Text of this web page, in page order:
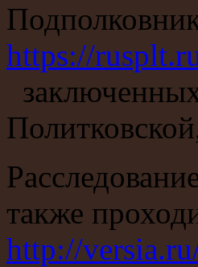
https://
также
http://